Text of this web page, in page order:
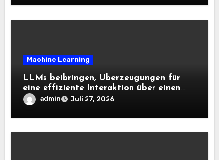
Machine Learning
LLMs beibringen, Überzeugungen für
eine effiziente Interaktion über einen
langen Horizont hinweg zu aktualisieren
– The Berkeley Synthetic Intelligence
Analysis Weblog
admin Juli 27, 2026